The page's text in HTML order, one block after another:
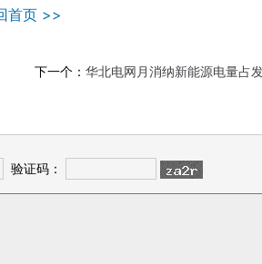
首页 >>
下一个：华北电网月消纳新能源电量占发购
验证码：